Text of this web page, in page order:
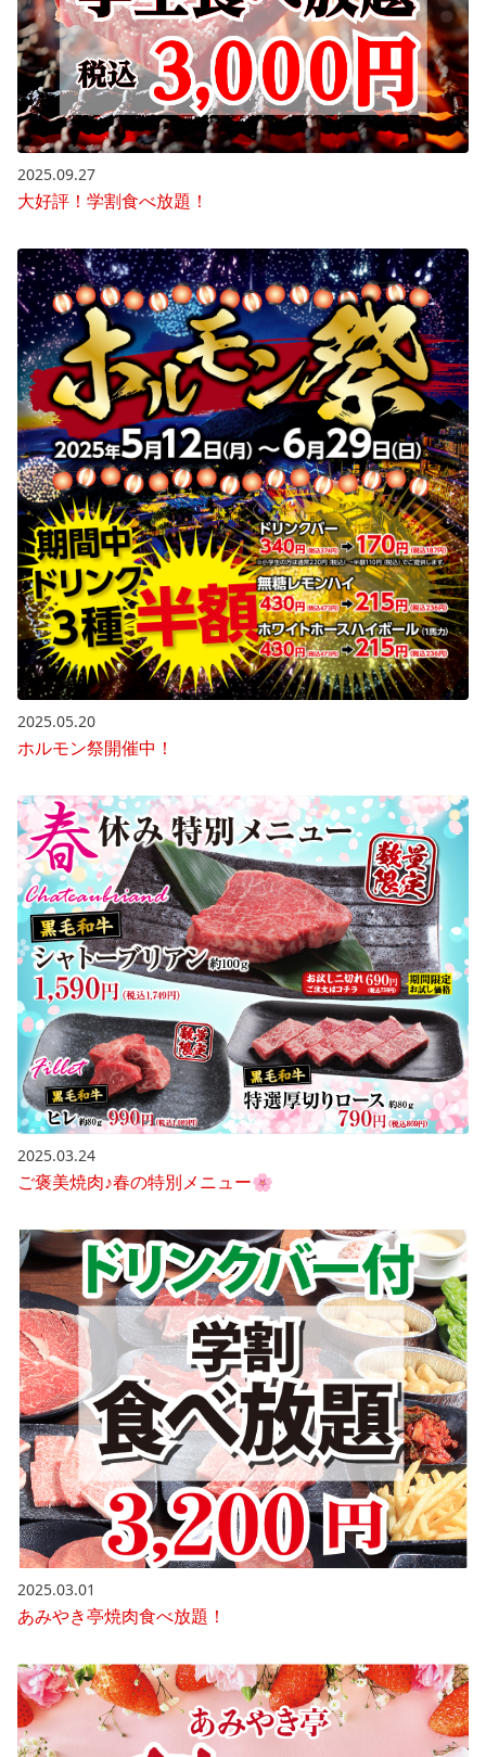
2025.09.27
大好評！学割食べ放題！
2025.05.20
ホルモン祭開催中！
2025.03.24
ご褒美焼肉♪春の特別メニュー🌸
2025.03.01
あみやき亭焼肉食べ放題！